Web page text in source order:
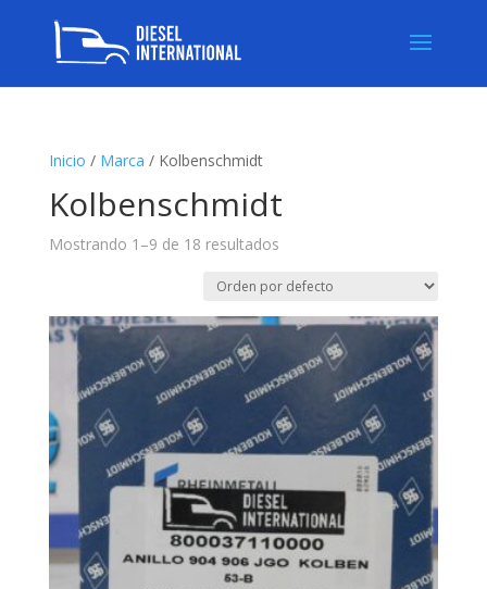
Inicio / Marca / Kolbenschmidt
Kolbenschmidt
Mostrando 1–9 de 18 resultados